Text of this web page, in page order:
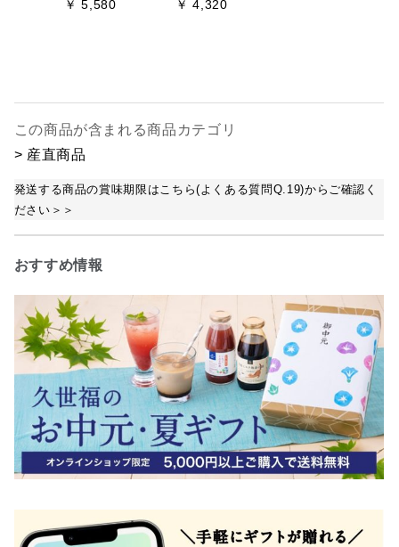
￥ 5,580 ￥ 4,320
この商品が含まれる商品カテゴリ
> 産直商品
発送する商品の賞味期限はこちら(よくある質問Q.19)からご確認く
ださい＞＞
おすすめ情報